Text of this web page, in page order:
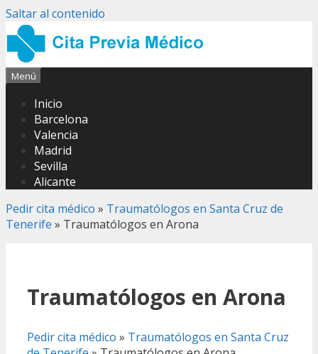
Saltar al contenido
Menú
Inicio
Barcelona
Valencia
Madrid
Sevilla
Alicante
Pedir cita médico » Traumatólogos en Santa Cruz de
Tenerife » Traumatólogos en Arona
Traumatólogos en Arona
Pedir cita médico » Traumatólogos en Santa Cruz